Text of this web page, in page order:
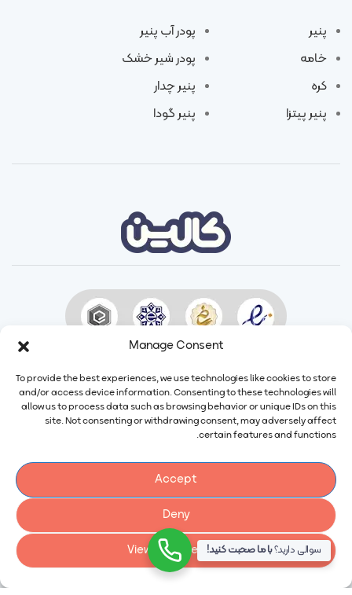
Manage Consent
To provide the best experiences, we use technologies like cookies to store
and/or access device information. Consenting to these technologies will
allow us to process data such as browsing behavior or unique IDs on this
site. Not consenting or withdrawing consent, may adversely affect
certain features and functions.
Accept
Deny
View preferences
پنیر
خامه
کره
پنیر پیتزا
پودر آب پنیر
پودر شیر خشک
پنیر چدار
پنیر گودا
ایمیل:info@calindairy.com
شماره تماس:
شماره فکس:۶۵۴۳۹۴۸۷ (۰۲۱)
آدرس: ایران، تهران، شهریار، شهرک صنعتی صفادشت بلوار اردیبهشت،
سوالی دارید؟با ما صحبت کنید!